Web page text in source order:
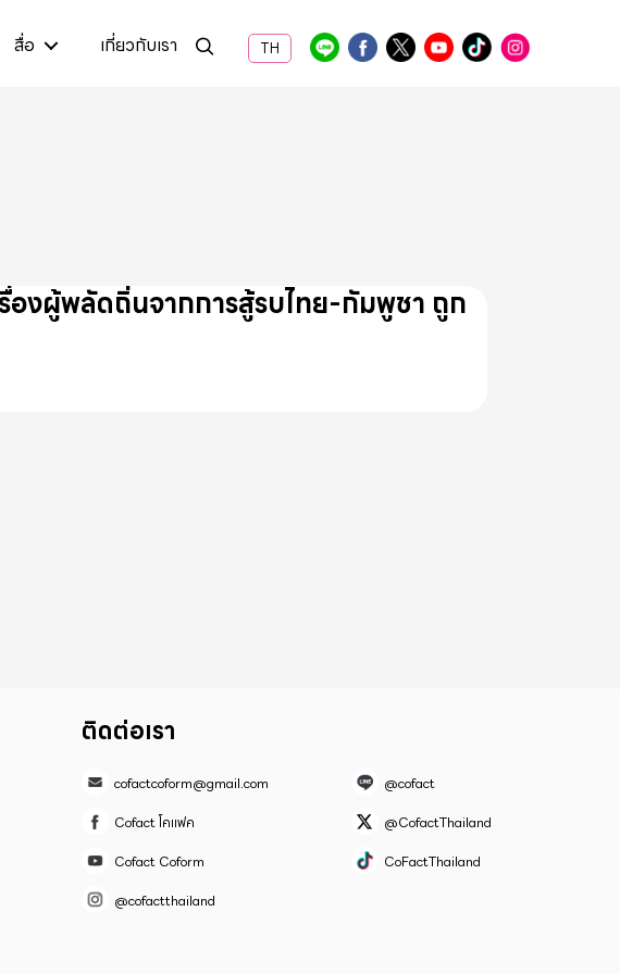
สื่อ เกี่ยวกับเรา TH
องผู้พลัดถิ่นจากการสู้รบไทย-กัมพูชา ถูก
ติดต่อเรา
cofactcoform@gmail.com
@cofact
Cofact โคแฟค
@CofactThailand
Cofact Coform
CoFactThailand
@cofactthailand